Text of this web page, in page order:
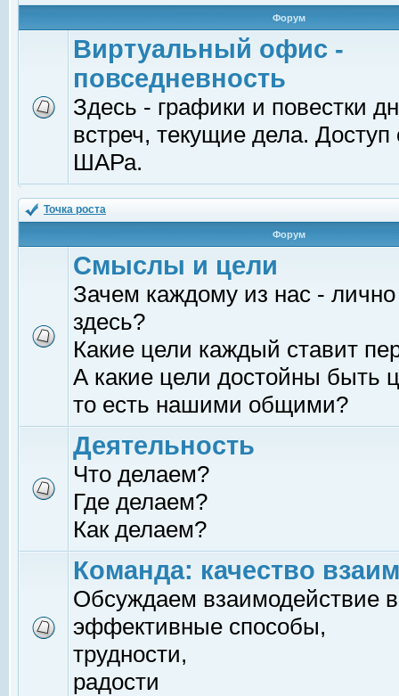
Форум
Виртуальный офис -
повседневность
Здесь - графики и повестки
встреч, текущие дела.
ШАРа.
Точка роста
Форум
Смыслы и цели
Зачем каждому из нас -
здесь?
Какие цели каждый ставит
А какие цели достойны быть
то есть нашими общими?
Деятельность
Что делаем?
Где делаем?
Как делаем?
Команда: качество
Обсуждаем взаимодействие
эффективные способы,
трудности,
радости